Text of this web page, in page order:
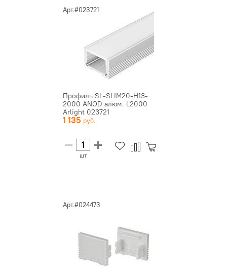
Арт.#023721
Профиль SL-SLIM20-H13-
2000 ANOD алюм. L2000
Arlight 023721
1 135
шт
Арт.#024473